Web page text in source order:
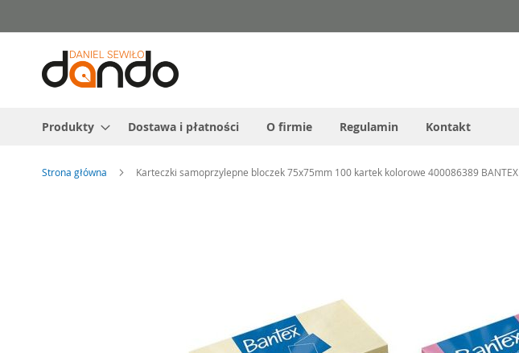
do
treści
Produkty Dostawa i płatności O firmie Regulamin Kontakt
Strona główna Karteczki samoprzylepne bloczek 75x75mm 100 kartek kolorowe 400086389 BANTEX